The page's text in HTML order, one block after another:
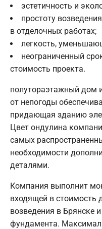
эстетичность и
простоту
в отделочных работах;
легкость,
неограниченный
стоимость проекта.
полутораэтажный дом
от непогоды
придающая зданию
Цвет ондулина
самых
необходимости
деталями.
Компания выполнит
входящей в стоимость
возведения в Брянске
фундамента.